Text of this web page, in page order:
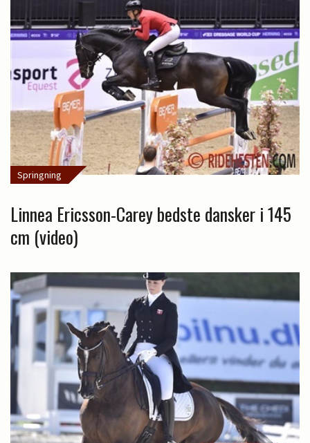
Springning
Linnea Ericsson-Carey bedste dansker i 145
cm (video)